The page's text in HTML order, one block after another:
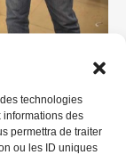
technologies
informations des
permettra de traiter
ou les ID uniques
vie pas
partie de la
Nam, il